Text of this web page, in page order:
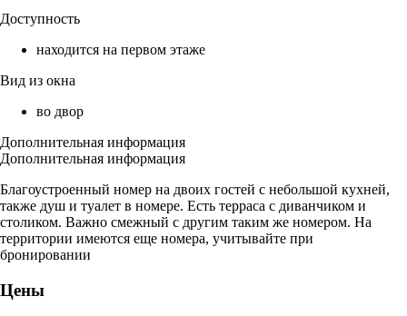
Доступность
находится на первом этаже
Вид из окна
во двор
Дополнительная информация
Дополнительная информация
Благоустроенный номер на двоих гостей с небольшой кухней,
также душ и туалет в номере. Есть терраса с диванчиком и
столиком. Важно смежный с другим таким же номером. На
территории имеются еще номера, учитывайте при
бронировании
Цены